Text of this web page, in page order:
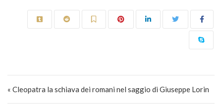
« Cleopatra la schiava dei romani nel saggio di Giuseppe Lorin